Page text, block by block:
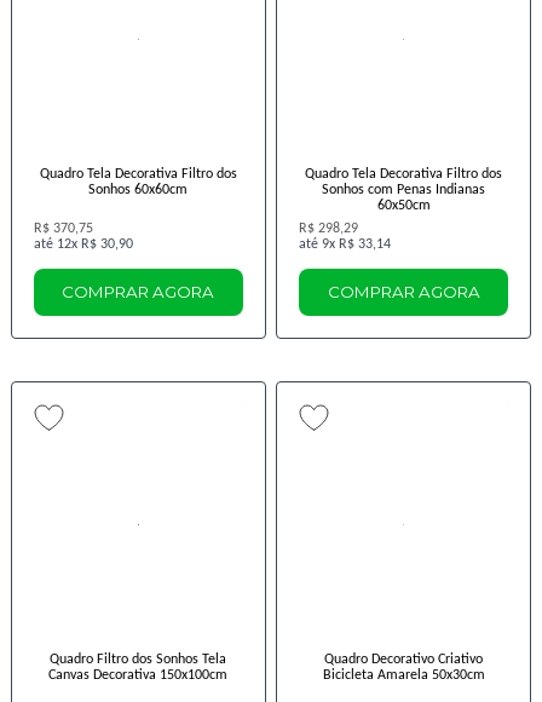
Quadro Tela Decorativa Filtro dos
Sonhos 60x60cm
R$ 370,75
12x R$ 30,90
COMPRAR AGORA
Quadro Tela Decorativa Filtro dos
Sonhos com Penas Indianas
60x50cm
R$ 298,29
9x R$ 33,14
COMPRAR AGORA
Quadro Filtro dos Sonhos Tela
Canvas Decorativa 150x100cm
Quadro Decorativo Criativo
Bicicleta Amarela 50x30cm